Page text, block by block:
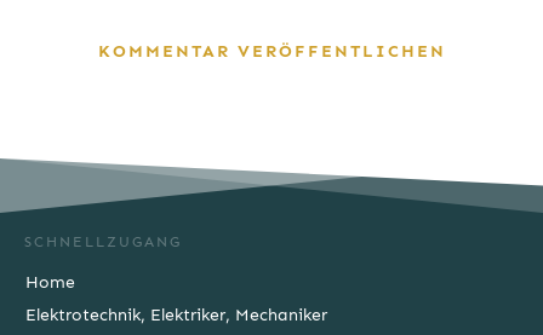
KOMMENTAR VERÖFFENTLICHEN
SCHNELLZUGANG
Home
Elektrotechnik, Elektriker, Mechaniker